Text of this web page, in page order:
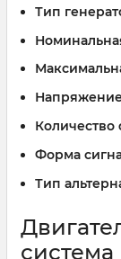
Тип
Количество
Форма
Тип
система